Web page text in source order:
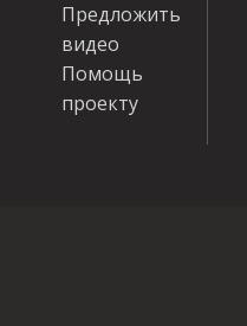
Предложить
видео
Помощь
проекту